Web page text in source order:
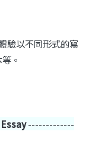
驗以不同形式的寫
。
-------------